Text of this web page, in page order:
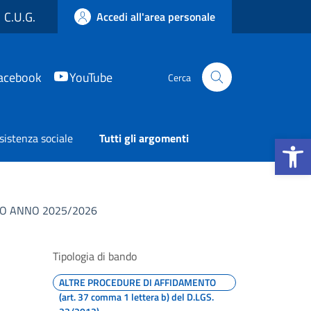
Apri la
C.U.G. Accedi all'area personale
YouTube Cerca
sociale Tutti gli argomenti
ANNO 2025/2026
Tipologia di bando
ALTRE PROCEDURE DI AFFIDAMENTO
(art. 37 comma 1 lettera b) del D.LGS.